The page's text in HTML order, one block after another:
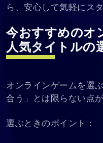
ら、安心して気軽にス
今おすすめのオ
人気タイトルの
オンラインゲームを選
合う」とは限らない点
選ぶときのポイント：